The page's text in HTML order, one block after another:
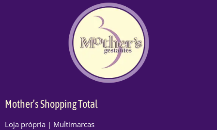
Mother’s Shopping Total
Loja própria | Multimarcas